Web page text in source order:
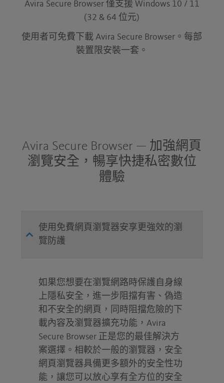
Avira Secure Browser 僅支援 Windows 10 / 11
(32 & 64 位元)
使用者可免費下載 Avira Secure Browser。每部
裝置限安裝一套。
Avira Secure Browser — 加強網頁
瀏覽安全，暢享快捷私密數位
體驗
使用免費網頁瀏覽器安享更強效的瀏
覽防護
如果您想要在瀏覽網路時保護自身線
上隱私安全，進一步阻擋有害、偽造
和不安全的網頁，同時阻擋危險的下
載內容及瀏覽器擴充功能，Avira
Secure Browser 正是您的最佳解決方
案選擇。相較於一般的瀏覽器，安全
網頁瀏覽器具備更多額外的安全性功
能，讓您可以放心享有全方位的安全